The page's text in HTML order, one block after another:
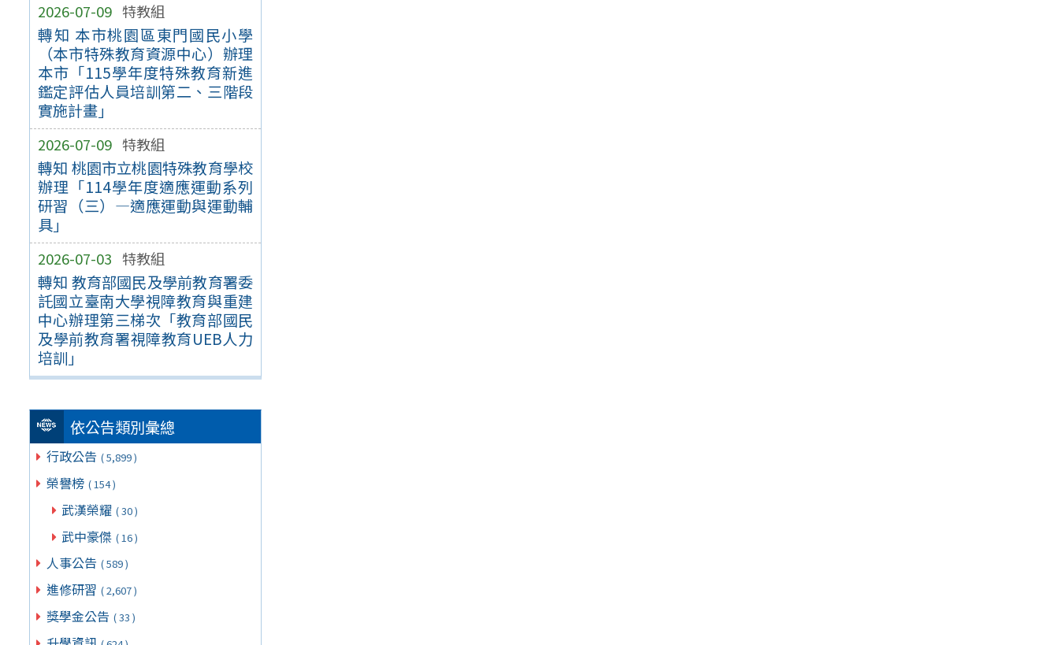
2026-07-09 特教組
轉知 本市桃園區東門國民小學
（本市特殊教育資源中心）辦理
本市「115學年度特殊教育新進
鑑定評估人員培訓第二、三階段
實施計畫」
2026-07-09 特教組
轉知 桃園市立桃園特殊教育學校
辦理「114學年度適應運動系列
研習（三）—適應運動與運動輔
具」
2026-07-03 特教組
轉知 教育部國民及學前教育署委
託國立臺南大學視障教育與重建
中心辦理第三梯次「教育部國民
及學前教育署視障教育UEB人力
培訓」
依公告類別彙總
行政公告 ( 5,899 )
榮譽榜 ( 154 )
武漢榮耀 ( 30 )
武中豪傑 ( 16 )
人事公告 ( 589 )
進修研習 ( 2,607 )
獎學金公告 ( 33 )